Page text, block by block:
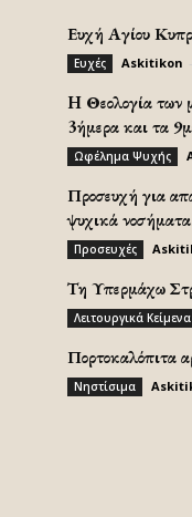
Ευχή Αγίου
Ευχές Askitikon
H Θεολογία των
3ήμερα και τα
Ωφέλημα Ψυχής
Προσευχή για
ψυχικά
Προσευχές
Τη Υπερμάχω
Λειτουργικά Κείμενα
Πορτοκαλόπιτα
Νηστίσιμα